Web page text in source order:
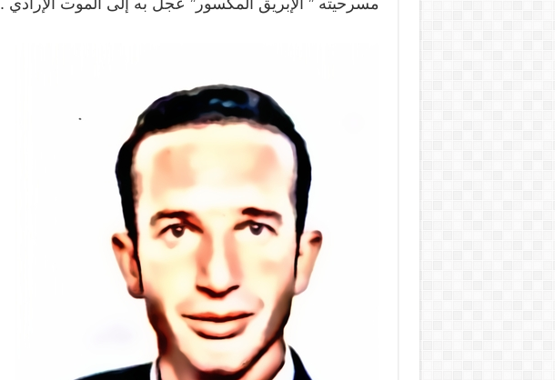
مسرحيته ” الإبريق المكسور” عجل به إلى الموت الإرادي .